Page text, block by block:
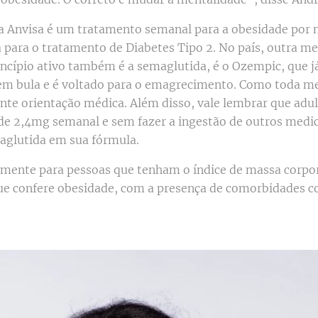
Anvisa é um tratamento semanal para a obesidade por
o tratamento de Diabetes Tipo 2. No país, outra
ativo também é a semaglutida, é o Ozempic, que
bula e é voltado para o emagrecimento. Como toda
orientação médica. Além disso, vale lembrar que
2,4mg semanal e sem fazer a ingestão de outros
em sua fórmula.
para pessoas que tenham o índice de massa
confere obesidade, com a presença de comorbidades